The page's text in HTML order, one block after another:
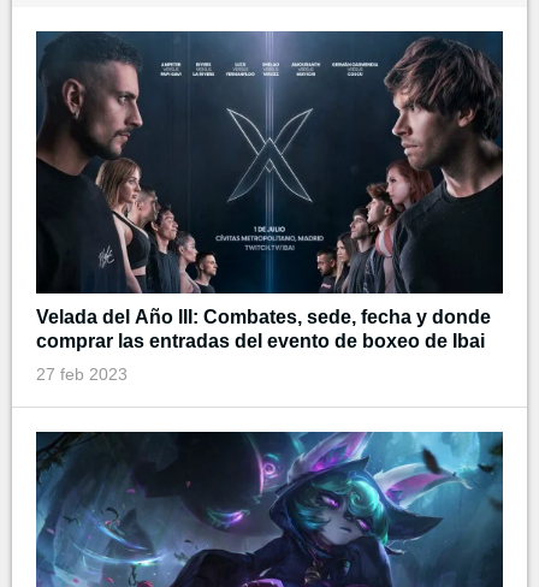
Velada del Año III: Combates, sede, fecha y donde
comprar las entradas del evento de boxeo de Ibai
27 feb 2023